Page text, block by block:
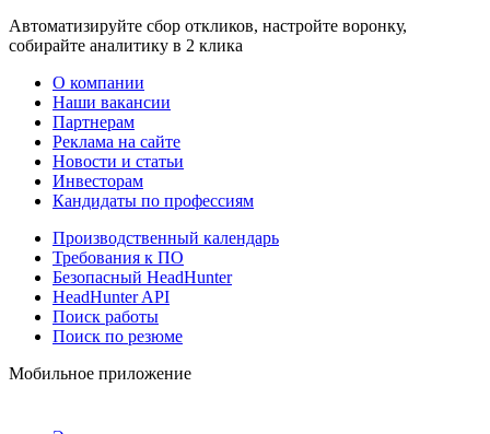
Автоматизируйте сбор откликов, настройте воронку,
собирайте аналитику в 2 клика
О компании
Наши вакансии
Партнерам
Реклама на сайте
Новости и статьи
Инвесторам
Кандидаты по профессиям
Производственный календарь
Требования к ПО
Безопасный HeadHunter
HeadHunter API
Поиск работы
Поиск по резюме
Мобильное приложение